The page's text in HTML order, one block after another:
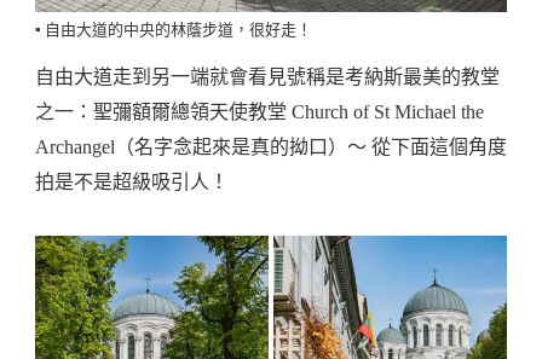
▪️ 自由大道的中央的林蔭步道，很好走！
自由大道走到另一端就會看見號稱是考納斯最美的教堂
之一：聖彌額爾總領天使教堂 Church of St Michael the
Archangel（名字念起來是真的拗口）～ 從下面這個角度
拍是不是超級吸引人！